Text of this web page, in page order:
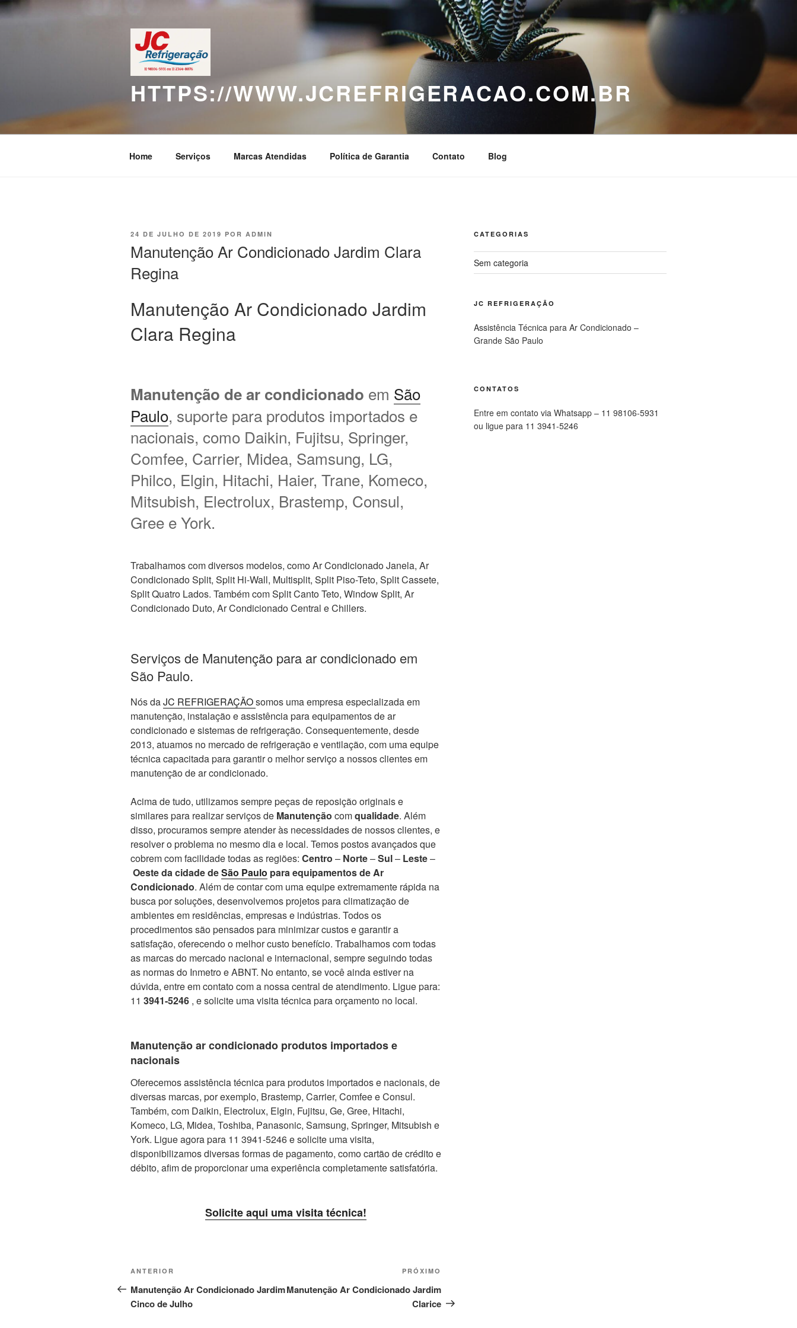
Pular
para
HTTPS://WWW.JCREFRIGERACAO.COM.BR
Home Serviços Marcas Atendidas Política de Garantia Contato Blog
PUBLICADO
24 DE JULHO DE 2019 POR ADMIN
Manutenção Ar Condicionado Jardim Clara
Regina
Manutenção Ar Condicionado Jardim
Clara Regina
Manutenção de ar condicionado em São
Paulo, suporte para produtos importados e
nacionais, como Daikin, Fujitsu, Springer,
Comfee, Carrier, Midea, Samsung, LG,
Philco, Elgin, Hitachi, Haier, Trane, Komeco,
Mitsubish, Electrolux, Brastemp, Consul,
Gree e York.
Trabalhamos com diversos modelos, como Ar Condicionado Janela, Ar
Condicionado Split, Split Hi-Wall, Multisplit, Split Piso-Teto, Split Cassete,
Split Quatro Lados. Também com Split Canto Teto, Window Split, Ar
Condicionado Duto, Ar Condicionado Central e Chillers.
Serviços de Manutenção para ar condicionado em
São Paulo.
Nós daJC REFRIGERAÇÃOsomos uma empresa especializada em
manutenção, instalação e assistência para equipamentos de ar
condicionado e sistemas de refrigeração. Consequentemente, desde
2013, atuamos no mercado de refrigeração e ventilação, com uma equipe
técnica capacitada para garantir o melhor serviço a nossos clientes em
manutenção de ar condicionado.
Acima de tudo, utilizamos sempre peças de reposição originais e
similares para realizar serviços de Manutenção comqualidade. Além
disso, procuramos sempre atender às necessidades de nossos clientes, e
resolver o problema no mesmo dia e local. Temos postos avançados que
cobrem com facilidade todas as regiões: Centro – Norte–Sul– Leste–
Oeste da cidade deSão Paulo para equipamentos de Ar
Condicionado. Além de contar com uma equipe extremamente rápida na
busca por soluções, desenvolvemos projetos para climatização de
ambientes em residências, empresas e indústrias. Todos os
procedimentos são pensados para minimizar custos e garantir a
satisfação, oferecendo o melhor custo benefício. Trabalhamos com todas
as marcas do mercado nacional e internacional, sempre seguindo todas
as normas do Inmetro e ABNT. No entanto, se você ainda estiver na
dúvida, entre em contato com a nossa central de atendimento. Ligue para:
11 3941-5246 , e solicite uma visita técnica para orçamento no local.
Manutenção ar condicionado produtos importados e
nacionais
Oferecemos assistência técnica para produtos importados e nacionais, de
diversas marcas, por exemplo, Brastemp, Carrier, Comfee e Consul.
Também, com Daikin, Electrolux, Elgin, Fujitsu, Ge, Gree, Hitachi,
Komeco, LG, Midea, Toshiba, Panasonic, Samsung, Springer, Mitsubish e
York. Ligue agora para 11 3941-5246 e solicite uma visita,
disponibilizamos diversas formas de pagamento, como cartão de crédito e
débito, afim de proporcionar uma experiência completamente satisfatória.
Solicite aqui uma visita técnica!
Navegação
de
Post
Post
anterior
ANTERIOR
Manutenção Ar Condicionado Jardim
Cinco de Julho
post
PRÓXIMO
Manutenção Ar Condicionado Jardim
Clarice
CATEGORIAS
Sem categoria
JC REFRIGERAÇÃO
Assistência Técnica para Ar Condicionado –
Grande São Paulo
CONTATOS
Entre em contato via Whatsapp – 11 98106-5931
ou ligue para 11 3941-5246